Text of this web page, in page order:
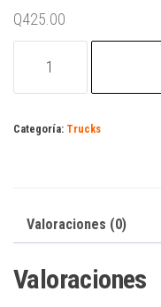
Q425.00
catrina
azul
Categoría: Trucks
Valoraciones (0)
Valoraciones